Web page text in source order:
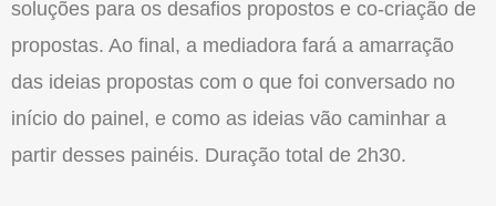
soluções para os desafios propostos e co-criação de
propostas. Ao final, a mediadora fará a amarração
das ideias propostas com o que foi conversado no
início do painel, e como as ideias vão caminhar a
partir desses painéis. Duração total de 2h30.